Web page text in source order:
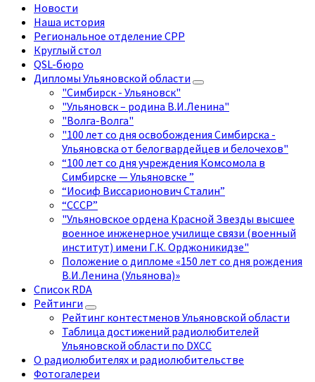
Новости
Наша история
Региональное отделение СРР
Круглый стол
QSL-бюро
Дипломы Ульяновской области
"Симбирск - Ульяновск"
"Ульяновск – родина В.И.Ленина"
"Волга-Волга"
"100 лет со дня освобождения Симбирска -
Ульяновска от белогвардейцев и белочехов"
“100 лет со дня учреждения Комсомола в
Симбирске — Ульяновске ”
“Иосиф Виссарионович Сталин”
“СССР”
"Ульяновское ордена Красной Звезды высшее
военное инженерное училище связи (военный
институт) имени Г.К. Орджоникидзе"
Положение о дипломе «150 лет со дня рождения
В.И.Ленина (Ульянова)»
Список RDA
Рейтинги
Рейтинг контестменов Ульяновской области
Таблица достижений радиолюбителей
Ульяновской области по DXCC
О радиолюбителях и радиолюбительстве
Фотогалереи